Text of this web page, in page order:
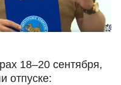
18–20 сентября,
отпуске: